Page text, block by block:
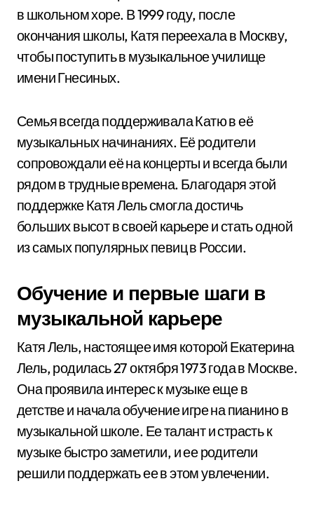
в школьном хоре. В 1999 году, после
окончания школы, Катя переехала в Москву,
чтобы поступить в музыкальное училище
имени Гнесиных.
Семья всегда поддерживала Катю в её
музыкальных начинаниях. Её родители
сопровождали её на концерты и всегда были
рядом в трудные времена. Благодаря этой
поддержке Катя Лель смогла достичь
больших высот в своей карьере и стать одной
из самых популярных певиц в России.
Обучение и первые шаги в
музыкальной карьере
Катя Лель, настоящее имя которой Екатерина
Лель, родилась 27 октября 1973 года в Москве.
Она проявила интерес к музыке еще в
детстве и начала обучение игре на пианино в
музыкальной школе. Ее талант и страсть к
музыке быстро заметили, и ее родители
решили поддержать ее в этом увлечении.